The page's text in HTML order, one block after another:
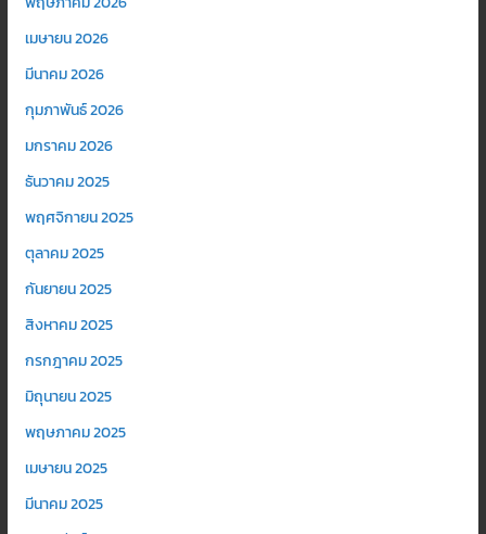
เมษายน 2026
มีนาคม 2026
กุมภาพันธ์ 2026
มกราคม 2026
ธันวาคม 2025
พฤศจิกายน 2025
ตุลาคม 2025
กันยายน 2025
สิงหาคม 2025
กรกฎาคม 2025
มิถุนายน 2025
พฤษภาคม 2025
เมษายน 2025
มีนาคม 2025